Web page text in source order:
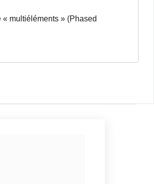
multiéléments » (Phased